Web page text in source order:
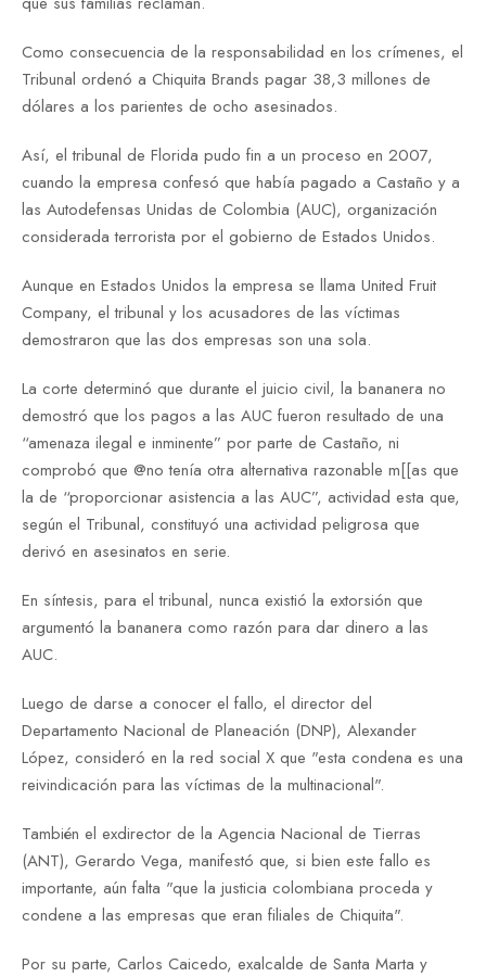
Como consecuencia de la responsabilidad en los crímenes, el
Tribunal ordenó a Chiquita Brands pagar 38,3 millones de
dólares a los parientes de ocho asesinados.
Así, el tribunal de Florida pudo fin a un proceso en 2007,
cuando la empresa confesó que había pagado a Castaño y a
las Autodefensas Unidas de Colombia (AUC), organización
considerada terrorista por el gobierno de Estados Unidos.
Aunque en Estados Unidos la empresa se llama United Fruit
Company, el tribunal y los acusadores de las víctimas
demostraron que las dos empresas son una sola.
La corte determinó que durante el juicio civil, la bananera no
demostró que los pagos a las AUC fueron resultado de una
“amenaza ilegal e inminente” por parte de Castaño, ni
comprobó que @no tenía otra alternativa razonable m[[as que
la de “proporcionar asistencia a las AUC”, actividad esta que,
según el Tribunal, constituyó una actividad peligrosa que
derivó en asesinatos en serie.
En síntesis, para el tribunal, nunca existió la extorsión que
argumentó la bananera como razón para dar dinero a las
AUC.
Luego de darse a conocer el fallo, el director del
Departamento Nacional de Planeación (DNP), Alexander
López, consideró en la red social X que "esta condena es una
reivindicación para las víctimas de la multinacional".
También el exdirector de la Agencia Nacional de Tierras
(ANT), Gerardo Vega, manifestó que, si bien este fallo es
importante, aún falta "que la justicia colombiana proceda y
condene a las empresas que eran filiales de Chiquita".
Por su parte, Carlos Caicedo, exalcalde de Santa Marta y